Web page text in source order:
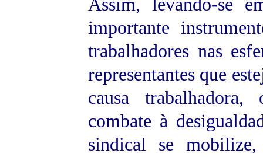
Assim, levando-se
importante
trabalhadores nas
representantes que
causa
combate à
sindical se mobilize,